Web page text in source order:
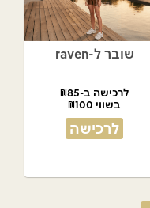
שובר ל-raven
לרכישה ב-₪85
בשווי ₪100
לרכישה